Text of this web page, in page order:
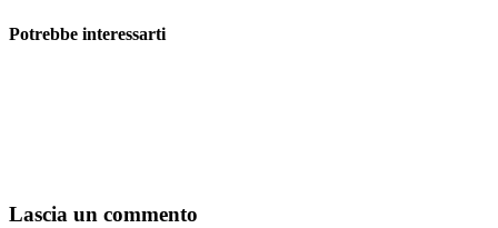
Potrebbe interessarti
Lascia un commento